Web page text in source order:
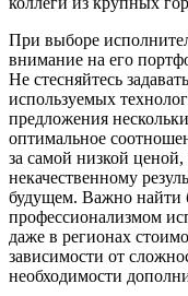
При выборе
внимание на его
Не стесняйтесь
используемых
предложения
оптимальное
за самой низкой
некачественному
будущем. Важно найти
профессионализмом
даже в регионах
зависимости от
необходимости